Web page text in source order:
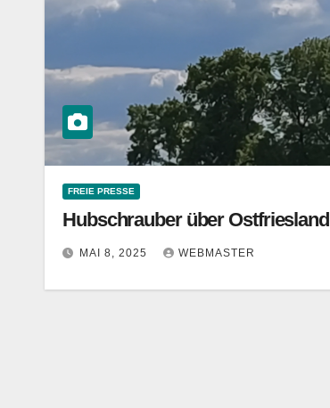
FREIE PRESSE
Hubschrauber über Ostfriesland
MAI 8, 2025 WEBMASTER